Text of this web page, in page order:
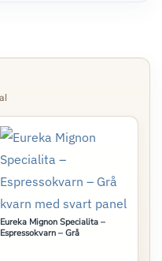
Eureka Mignon Specialita –
Espressokvarn – Grå